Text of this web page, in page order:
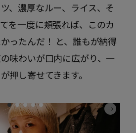
、濃厚なルー、ライス、そ
を一度に頬張れば、このカ
ったんだ！ と、誰もが納得
味わいが口内に広がり、一
押し寄せてきます。